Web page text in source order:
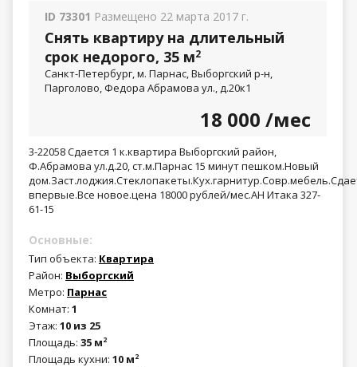
ID 73301 Размещено 22 марта 2017 г.
Снять квартиру на длительный
срок недорого, 35 м2
Санкт-Петербург, м. Парнас, Выборгский р-н,
Парголово, Федора Абрамова ул., д.20к1
18 000 /мес
3-22058 Сдается 1 к.квартира Выборгский район,
Ф.Абрамова ул.д.20, ст.м.Парнас 15 минут пешком.Новый
впервые.Все новое.цена 18000 рублей/мес.АН Итака 327-
61-15
Основные:
Тип объекта: Квартира
Район: Выборгский
Метро: Парнас
Комнат: 1
Этаж: 10 из 25
Площадь: 35 м2
Площадь кухни: 10 м2